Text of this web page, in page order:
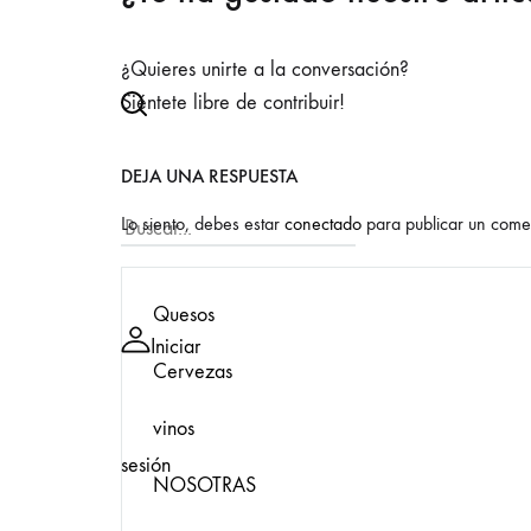
Iniciar
sesión
¿Quieres unirte a la conversación?
Siéntete libre de contribuir!
DEJA UNA RESPUESTA
Lo siento, debes estar conectado para publicar un
Quesos
Cervezas
vinos
NOSOTRAS